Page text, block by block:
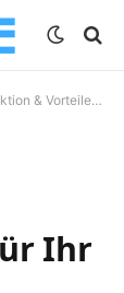
für Ihr Auto
Ihr